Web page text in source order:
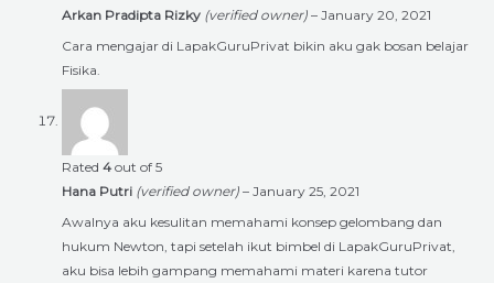
Arkan Pradipta Rizky (verified owner) – January 20, 2021
Cara mengajar di LapakGuruPrivat bikin aku gak bosan belajar
Fisika.
Rated 4 out of 5
Hana Putri (verified owner) – January 25, 2021
Awalnya aku kesulitan memahami konsep gelombang dan
hukum Newton, tapi setelah ikut bimbel di LapakGuruPrivat,
aku bisa lebih gampang memahami materi karena tutor